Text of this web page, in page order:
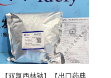
【双氯西林钠】【出口药典